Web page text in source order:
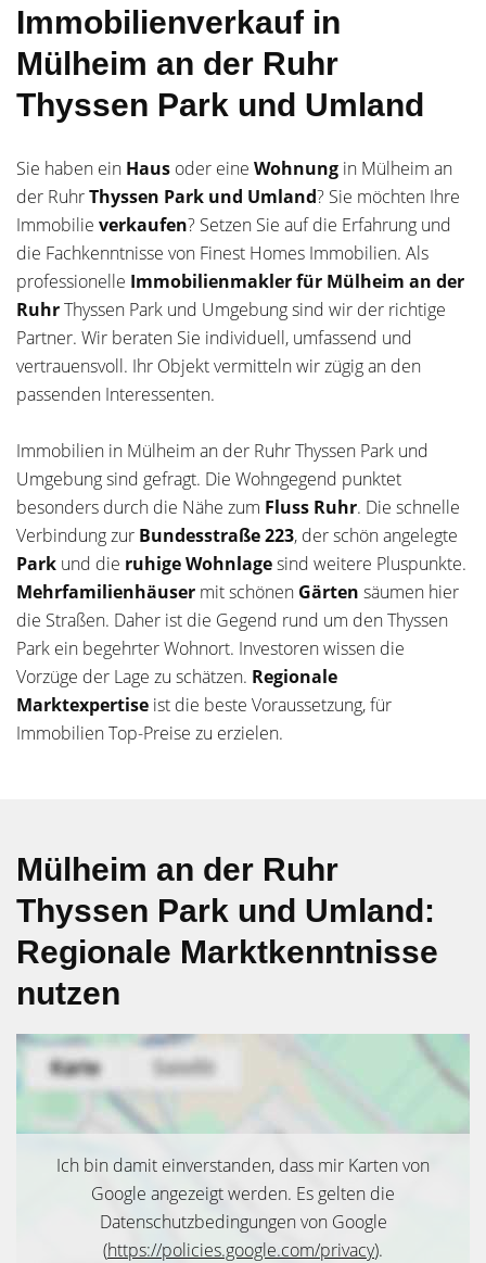
Immobilienverkauf in
Mülheim an der Ruhr
Thyssen Park und Umland
Sie haben ein Haus oder eine Wohnung in Mülheim an
der RuhrThyssen Park und Umland? Sie möchten Ihre
Immobilie verkaufen? Setzen Sie auf die Erfahrung und
die Fachkenntnisse von Finest Homes Immobilien. Als
professionelle Immobilienmakler für Mülheim an der
RuhrThyssen Park und Umgebung sind wir der richtige
Partner. Wir beraten Sie individuell, umfassend und
vertrauensvoll. Ihr Objekt vermitteln wir zügig an den
passenden Interessenten.
Immobilien in Mülheim an der Ruhr Thyssen Park und
Umgebung sind gefragt. Die Wohngegend punktet
besonders durch die Nähe zum Fluss Ruhr. Die schnelle
Verbindung zur Bundesstraße 223, der schön angelegte
Park und die ruhige Wohnlagesind weitere Pluspunkte.
Mehrfamilienhäuser mit schönen Gärten säumen hier
die Straßen. Daher ist die Gegend rund um den Thyssen
Park ein begehrter Wohnort. Investoren wissen die
Vorzüge der Lage zu schätzen. Regionale
Marktexpertise ist die beste Voraussetzung, für
Immobilien Top-Preise zu erzielen.
Mülheim an der Ruhr
Thyssen Park und Umland:
Regionale Marktkenntnisse
nutzen
Ich bin damit einverstanden, dass mir Karten von
Google angezeigt werden. Es gelten die
Datenschutzbedingungen von Google
(https://policies.google.com/privacy).